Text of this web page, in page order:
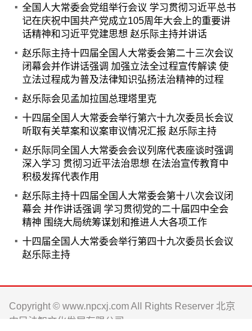
全国人大常委会党组举行会议 学习贯彻习近平总书
记在庆祝中国共产党成立105周年大会上的重要讲
话精神和习近平党建思想 赵乐际主持并讲话
赵乐际主持十四届全国人大常委会第二十三次会议
闭幕会并作讲话强调 加强立法全过程宣传解读 使
立法过程成为普及法律知识弘扬法治精神的过程
赵乐际会见孟加拉国总理塔里克
十四届全国人大常委会举行第六十九次委员长会议
听取有关草案和议案审议情况汇报 赵乐际主持
赵乐际同全国人大常委会会议列席代表座谈时强调
深入学习 贯彻习近平法治思想 在法治宣传教育中
积极发挥代表作用
赵乐际主持十四届全国人大常委会第十八次会议闭
幕会 并作讲话强调 学习贯彻党的二十届四中全会
精神 围绕大局统筹谋划和推进人大各项工作
十四届全国人大常委会举行第四十九次委员长会议
赵乐际主持
Copyright © www.npcxj.com All Rights Reserver 北京
中民法智文化发展有限公司